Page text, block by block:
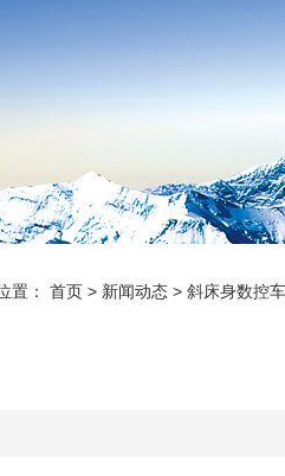
置： 首页 > 新闻动态 > 斜床身数控